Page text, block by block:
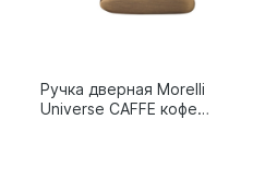
Ручка дверная Morelli
Universe CAFFE кофе